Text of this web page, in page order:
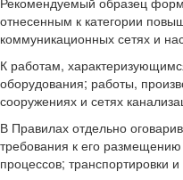
отнесенным к категории
коммуникационных сетях и
К работам,
оборудования; работы,
сооружениях и сетях
В Правилах отдельно
требования к его
процессов; транспортировки